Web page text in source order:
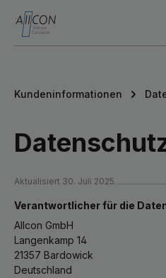
Zum Hauptinhalt springen
Kundeninformationen
Aktualisiert 30. Juli 2025
Verantwortlicher für die
Allcon GmbH
Langenkamp 14
21357 Bardowick
Deutschland